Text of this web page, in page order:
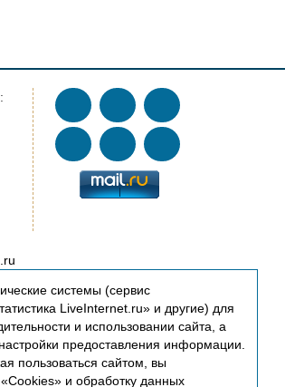
системы (сервис
LiveInternet.ru» и другие) для
и использовании сайта, а
предоставления информации.
пользоваться сайтом, вы
и обработку данных